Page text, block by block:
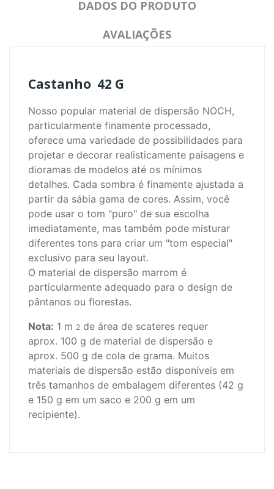
DADOS DO PRODUTO
AVALIAÇÕES
Castanho 42 G
Nosso popular material de dispersão NOCH,
particularmente finamente processado,
oferece uma variedade de possibilidades para
projetar e decorar realisticamente paisagens e
dioramas de modelos até os mínimos
detalhes. Cada sombra é finamente ajustada a
partir da sábia gama de cores. Assim, você
pode usar o tom "puro" de sua escolha
imediatamente, mas também pode misturar
diferentes tons para criar um "tom especial"
exclusivo para seu layout.
O material de dispersão marrom é
particularmente adequado para o design de
pântanos ou florestas.
Nota: 1 m 2 de área de scateres requer
aprox. 100 g de material de dispersão e
aprox. 500 g de cola de grama. Muitos
materiais de dispersão estão disponíveis em
três tamanhos de embalagem diferentes (42 g
e 150 g em um saco e 200 g em um
recipiente).